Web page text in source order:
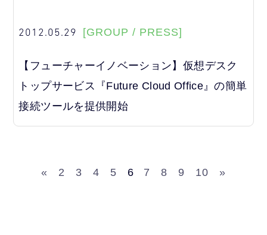
2012.05.29 [GROUP / PRESS]
【フューチャーイノベーション】仮想デスク
トップサービス『Future Cloud Office』の簡単
接続ツールを提供開始
« 2 3 4 5 6 7 8 9 10 »